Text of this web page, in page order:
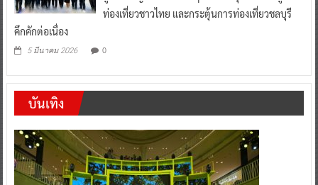
ท่องเที่ยวชาวไทย และกระตุ้นการท่องเที่ยวชลบุรี
คึกคักต่อเนื่อง
5 มีนาคม 2026 0
บันเทิง